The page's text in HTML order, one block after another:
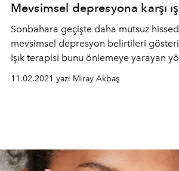
Mevsimsel depresyona karşı
Sonbahara geçişte daha mutsuz
mevsimsel depresyon belirtileri
Işık terapisi bunu önlemeye yarayan
11.02.2021 yazı Miray Akbaş